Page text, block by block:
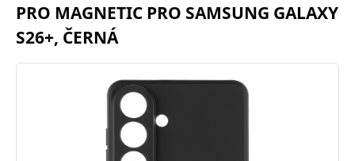
PRO MAGNETIC PRO SAMSUNG GALAXY
S26+, ČERNÁ